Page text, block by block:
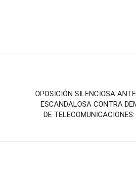
OPOSICIÓN SILENCIOSA
ESCANDALOSA CONTRA
DE